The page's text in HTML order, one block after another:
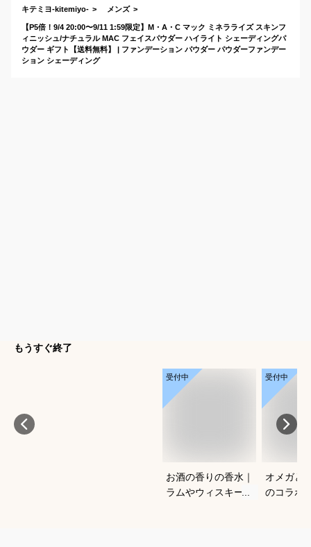
キテミヨ-kitemiyo- メンズ
【P5倍！9/4 20:00〜9/11 1:59限定】M・A・C マック ミネラライズ スキンフ
ィニッシュ/ナチュラル MAC フェイスパウダー ハイライト シェーディングパ
ウダー ギフト【送料無料】 | ファンデーション パウダー パウダーファンデー
ション シェーディング
もうすぐ終了
受付中
お酒の香りの香水｜
ラムやウィスキーな
受付中
オメガと
のコラボ